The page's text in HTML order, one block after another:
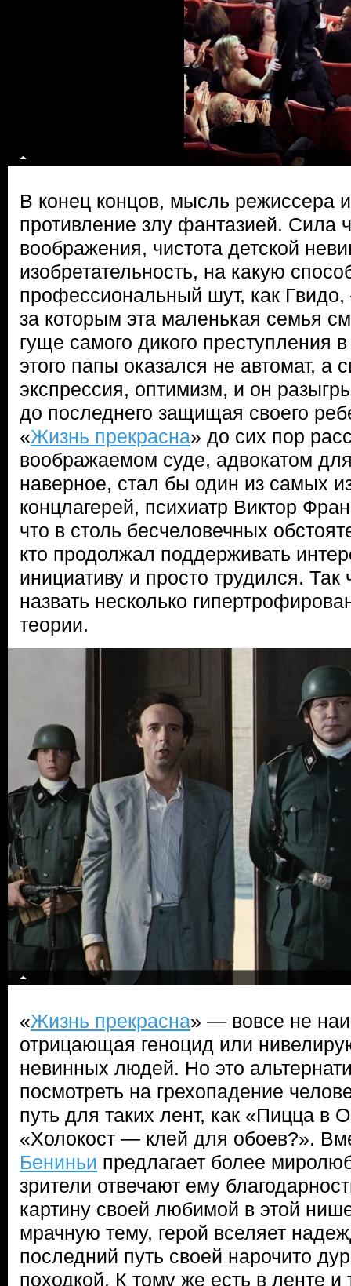
В конец концов, мысль режиссера
противление злу фантазией. Сила
воображения, чистота детской
изобретательность, на какую
профессиональный шут, как
за которым эта маленькая семья
гуще самого дикого преступления
этого папы оказался не автомат, а
экспрессия, оптимизм, и он
до последнего защищая своего
«Жизнь прекрасна» до сих пор
воображаемом суде, адвокатом
наверное, стал бы один из самых
концлагерей, психиатр Виктор
что в столь бесчеловечных
кто продолжал поддерживать
инициативу и просто трудился.
назвать несколько
теории.
«Жизнь прекрасна» — вовсе не
отрицающая геноцид или
невинных людей. Но это
посмотреть на грехопадение
путь для таких лент, как «Пицца в
«Холокост — клей для обоев?».
Бениньи предлагает более
зрители отвечают ему
картину своей любимой в этой
мрачную тему, герой вселяет
последний путь своей нарочито
походкой. К тому же есть в ленте и